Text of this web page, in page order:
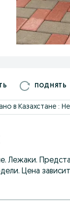
ПОДНЯТЬ
в Казахстане :
Лежаки.
Цена